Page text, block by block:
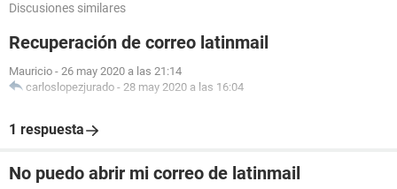
Discusiones similares
Recuperación de correo latinmail
Mauricio - 26 may 2020 a las 21:14
carloslopezjurado - 28 may 2020 a las 16:04
1 respuesta
No puedo abrir mi correo de latinmail